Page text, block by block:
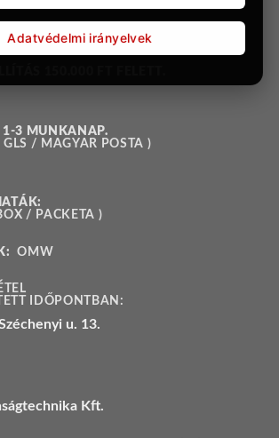
150.000 FT FELETT.
1-3 MUNKANAP.
GLS / MAGYAR POSTA )
/ PACKETA )
OMW
IDŐPONTBAN:
u. 13.
Kft.
Adatvédelmi irányelvek